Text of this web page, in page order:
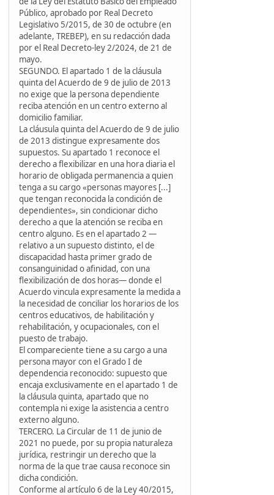
Público, aprobado por Real Decreto
Legislativo 5/2015, de 30 de octubre (en
adelante, TREBEP), en su redacción dada
por el Real Decreto-ley 2/2024, de 21 de
mayo.
SEGUNDO. El apartado 1 de la cláusula
quinta del Acuerdo de 9 de julio de 2013
no exige que la persona dependiente
reciba atención en un centro externo al
domicilio familiar.
La cláusula quinta del Acuerdo de 9 de julio
de 2013 distingue expresamente dos
supuestos. Su apartado 1 reconoce el
derecho a flexibilizar en una hora diaria el
horario de obligada permanencia a quien
tenga a su cargo «personas mayores [...]
que tengan reconocida la condición de
dependientes», sin condicionar dicho
derecho a que la atención se reciba en
centro alguno. Es en el apartado 2 —
relativo a un supuesto distinto, el de
discapacidad hasta primer grado de
consanguinidad o afinidad, con una
flexibilización de dos horas— donde el
Acuerdo vincula expresamente la medida a
la necesidad de conciliar los horarios de los
centros educativos, de habilitación y
rehabilitación, y ocupacionales, con el
puesto de trabajo.
El compareciente tiene a su cargo a una
persona mayor con el Grado I de
dependencia reconocido: supuesto que
encaja exclusivamente en el apartado 1 de
la cláusula quinta, apartado que no
contempla ni exige la asistencia a centro
externo alguno.
TERCERO. La Circular de 11 de junio de
2021 no puede, por su propia naturaleza
jurídica, restringir un derecho que la
norma de la que trae causa reconoce sin
dicha condición.
Conforme al artículo 6 de la Ley 40/2015,